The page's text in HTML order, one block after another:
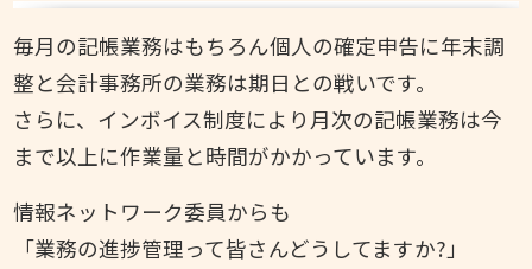
毎月の記帳業務はもちろん個人の確定申告に年末調
整と会計事務所の業務は期日との戦いです。
さらに、インボイス制度により月次の記帳業務は今
まで以上に作業量と時間がかかっています。
情報ネットワーク委員からも
「業務の進捗管理って皆さんどうしてますか?」